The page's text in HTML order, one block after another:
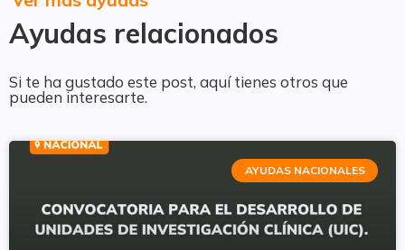
Ayudas relacionados
Si te ha gustado este post, aquí tienes otros que
pueden interesarte.
AYUDAS NACIONALES